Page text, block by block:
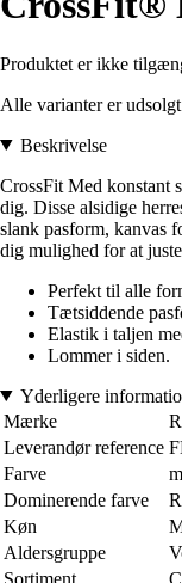
Produktet er ikke
Alle varianter er udsolgt
Beskrivelse
CrossFit Med konstant
dig. Disse alsidige
slank pasform, kanvas
dig mulighed for at
Perfekt til alle
Tætsiddende
Elastik i taljen
Lommer i siden.
Yderligere
Mærke
Leverandør reference
Farve
Dominerende farve
Køn
Aldersgruppe
Sortiment